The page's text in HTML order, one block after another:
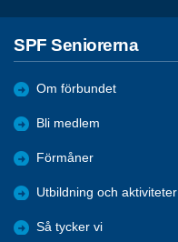
SPF Seniorerna
Om förbundet
Bli medlem
Förmåner
Utbildning och aktiviteter
Så tycker vi